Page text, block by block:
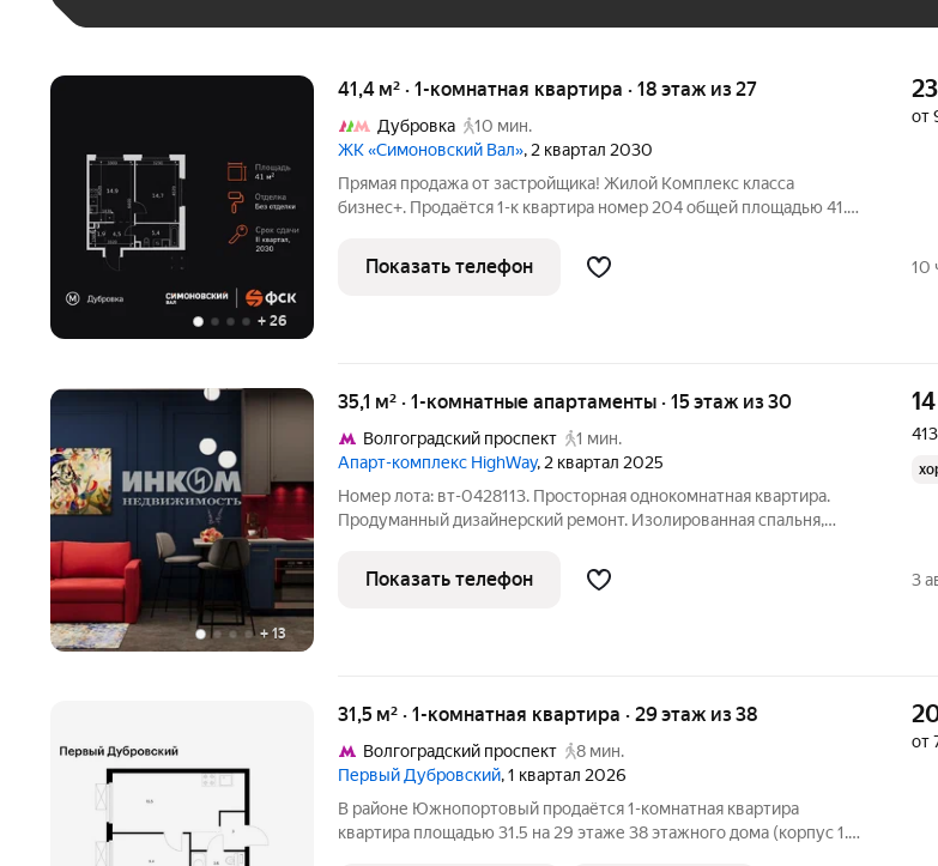
+ 26
41,4 м² · 1-комнатная квартира · 18 этаж из 27
Дубровка
10 мин.
ЖК «Симоновский Вал», 2 квартал 2030
Прямая продажа от застройщика! Жилой Комплекс класса
бизнес+. Продаётся 1-к квартира номер 204 общей площадью 41.4
спальня, в которой можно разместить большую кровать. - Угловая
от
Показать телефон 10
+ 13
35,1 м² · 1-комнатные апартаменты · 15 этаж из 30
Волгоградский проспект
1 мин.
Апарт-комплекс HighWay, 2 квартал 2025
Номер лота: вт-0428113. Просторная однокомнатная квартира.
Продуманный дизайнерский ремонт. Изолированная спальня,
квартире предусмотрено множество зон хранения ( гардеробная,
шкаф для
Показать телефон 3
31,5 м² · 1-комнатная квартира · 29 этаж из 38
Волгоградский проспект
8 мин.
Первый Дубровский, 1 квартал 2026
В районе Южнопортовый продаётся 1-комнатная квартира
квартира площадью 31.5 на 29 этаже 38 этажного дома (корпус 1.4,
от